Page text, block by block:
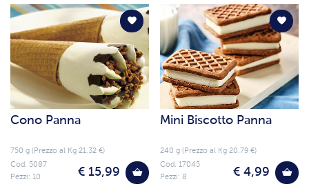
Cono Panna
750 g (Prezzo al Kg 21.32 €)
€ 15,99
Cod. 5087
Pezzi: 10
Mini Biscotto Panna
240 g (Prezzo al Kg 20.79 €)
€ 4,99
Cod. 17045
Pezzi: 8